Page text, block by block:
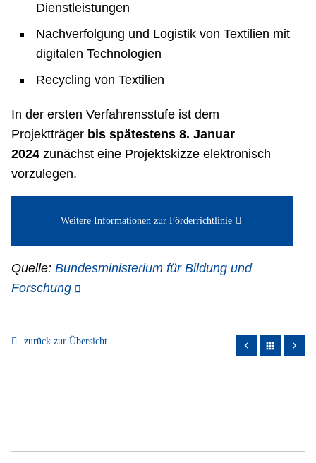
Dienstleistungen
Nachverfolgung und Logistik von Textilien mit
digitalen Technologien
Recycling von Textilien
In der ersten Verfahrensstufe ist dem
Projektträger bis spätestens 8. Januar
2024zunächst eine Projektskizze elektronisch
vorzulegen.
Weitere Informationen zur Förderrichtlinie
Quelle: Bundesministerium für Bildung und
Forschung
zurück zur Übersicht apps